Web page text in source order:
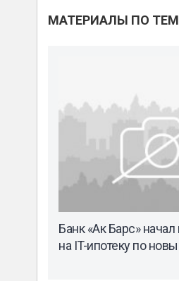
МАТЕРИАЛЫ ПО
Банк «Ак Барс»
на IT-ипотеку по